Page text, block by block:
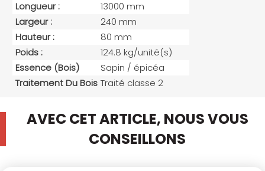
Longueur :
13000 mm
Largeur :
240 mm
Hauteur :
80 mm
Poids :
124.8 kg/unité(s)
Essence (bois)
Sapin / épicéa
Traitement Du Bois Traité classe 2
AVEC CET ARTICLE, NOUS VOUS
CONSEILLONS